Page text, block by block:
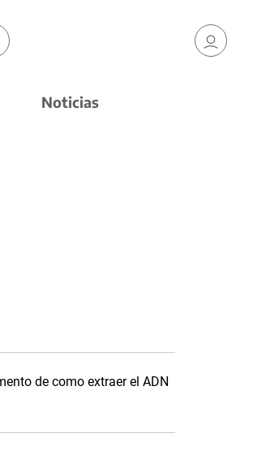
Noticias
de como extraer el ADN